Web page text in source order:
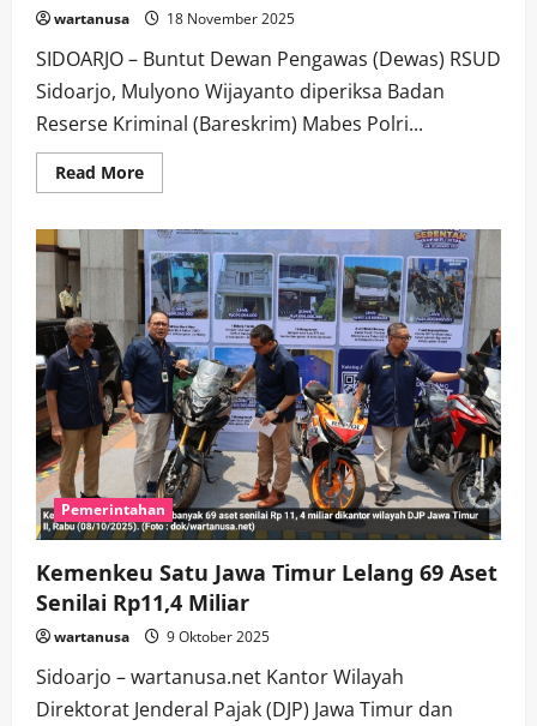
wartanusa 18 November 2025
SIDOARJO – Buntut Dewan Pengawas (Dewas) RSUD
Sidoarjo, Mulyono Wijayanto diperiksa Badan
Reserse Kriminal (Bareskrim) Mabes Polri...
Read MoreRead
more
Bareskrim
Dittipidum
Mabes
Polri
Periksa
Dewas
RSUD
Sidoarjo,
3
Pejabat
Tinggi
Sidoarjo
Diduga
Bisa
Terjerat
Penipuan
dan
Penggelapan
Bisnis
Bodong
Rp
28
M
Pemerintahan
Kemenkeu Satu Jawa Timur Lelang 69 Aset
Senilai Rp11,4 Miliar
wartanusa 9 Oktober 2025
Sidoarjo – wartanusa.net Kantor Wilayah
Direktorat Jenderal Pajak (DJP) Jawa Timur dan